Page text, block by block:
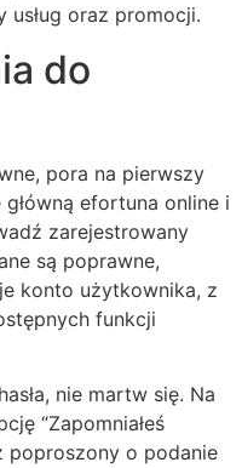
usług oraz promocji.
do
pora na pierwszy
efortuna online i
zarejestrowany
są poprawne,
konto użytkownika, z
funkcji
nie martw się. Na
“Zapomniałeś
poproszony o podanie